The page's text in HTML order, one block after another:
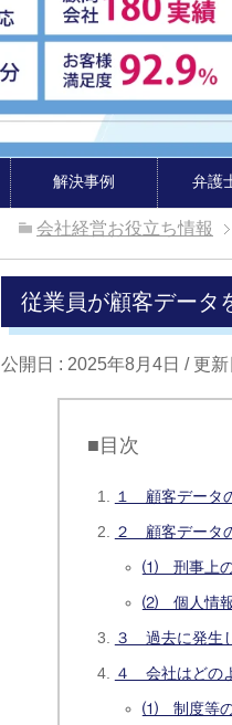
解決事例 弁護
会社経営お役立ち情報
従業員が顧客データ
公開日 : 2025年8月4日 / 更新
■目次
１ 顧客データ
２ 顧客データ
⑴ 刑事上の
⑵ 個人情報
３ 過去に発生
４ 会社はどの
⑴ 制度等